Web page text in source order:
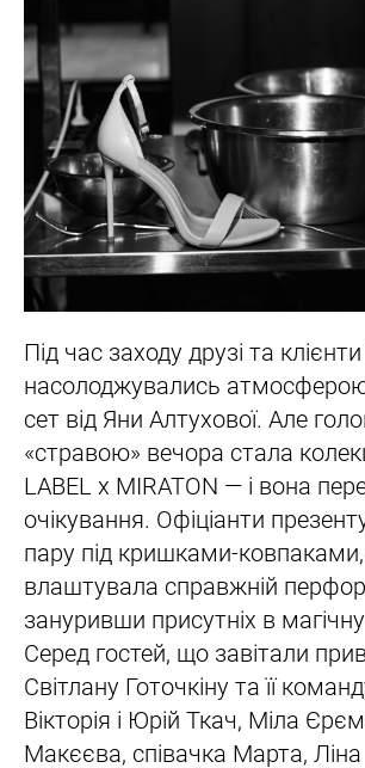
Під час заходу друзі та
насолоджувались атмосферою
сет від Яни Алтухової. Але
«стравою» вечора стала
LABEL х MIRATON — і вона
очікування. Офіціанти
пару під кришками-
влаштувала справжній
зануривши присутніх в
Серед гостей, що завітали
Світлану Готочкіну та її
Вікторія і Юрій Ткач, Міла
Макєєва, співачка Марта, Ліна